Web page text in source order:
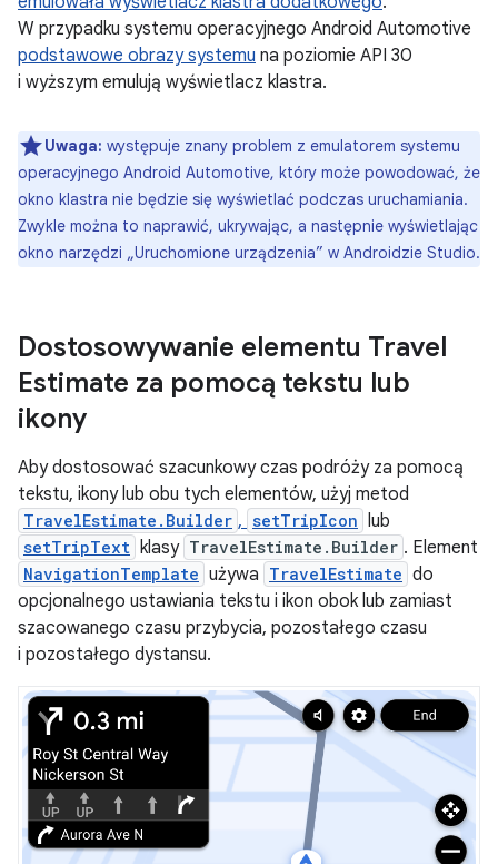
W przypadku systemu operacyjnego Android Automotive
podstawowe obrazy systemu na poziomie API 30
i wyższym emulują wyświetlacz klastra.
Uwaga: występuje znany problem z emulatorem systemu
operacyjnego Android Automotive, który może powodować, że
okno klastra nie będzie się wyświetlać podczas uruchamiania.
Zwykle można to naprawić, ukrywając, a następnie wyświetlając
okno narzędzi „Uruchomione urządzenia” w Androidzie Studio.
Dostosowywanie elementu Travel
Estimate za pomocą tekstu lub
ikony
Aby dostosować szacunkowy czas podróży za pomocą
tekstu, ikony lub obu tych elementów, użyj metod
TravelEstimate.Builder , setTripIcon lub
setTripText klasy TravelEstimate.Builder . Element
NavigationTemplate używa TravelEstimate do
opcjonalnego ustawiania tekstu i ikon obok lub zamiast
szacowanego czasu przybycia, pozostałego czasu
i pozostałego dystansu.